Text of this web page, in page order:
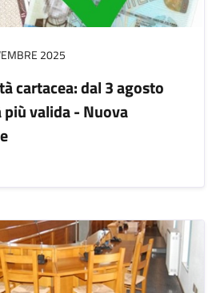
2025
cartacea: dal 3 agosto
più valida - Nuova